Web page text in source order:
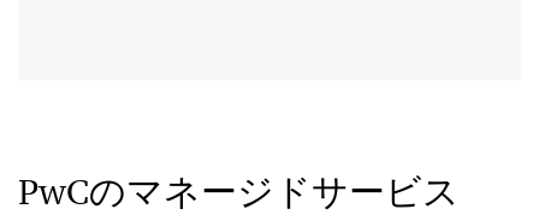
PwCのマネージドサービス